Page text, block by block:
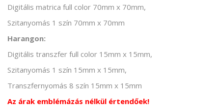
Digitális matrica full color 70mm x 70mm,
Szitanyomás 1 szín 70mm x 70mm
Harangon:
Digitális transzfer full color 15mm x 15mm,
Szitanyomás 1 szín 15mm x 15mm,
Transzfernyomás 8 szín 15mm x 15mm
Az árak emblémázás nélkül értendőek!